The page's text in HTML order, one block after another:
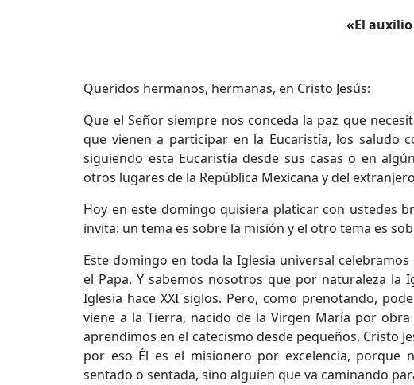
«El
Queridos hermanos, hermanas, en Cristo Jesús:
Que el Señor siempre nos conceda la paz que
que vienen a participar en la Eucaristía, los saludo
siguiendo esta Eucaristía desde sus casas o en
otros lugares de la República Mexicana y del
Hoy en este domingo quisiera platicar con ustedes
invita: un tema es sobre la misión y el otro tema es
Este domingo en toda la Iglesia universal
el Papa. Y sabemos nosotros que por naturaleza la
Iglesia hace XXI siglos. Pero, como prenotando,
viene a la Tierra, nacido de la Virgen María por
aprendimos en el catecismo desde pequeños, Cristo
por eso Él es el misionero por excelencia,
sentado o sentada, sino alguien que va caminando